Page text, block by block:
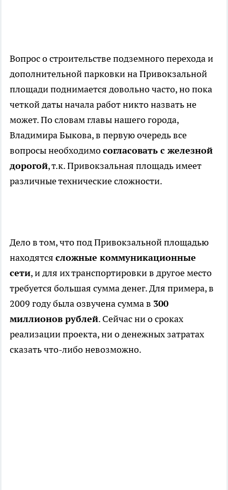
Вопрос о строительстве подземного перехода и
дополнительной парковки на Привокзальной
площади поднимается довольно часто, но пока
четкой даты начала работ никто назвать не
может. По словам главы нашего города,
Владимира Быкова, в первую очередь все
вопросы необходимосогласовать с железной
дорогой, т.к. Привокзальная площадь имеет
различные технические сложности.
Дело в том, что под Привокзальной площадью
находятся сложные коммуникационные
сети, и для их транспортировки в другое место
требуется большая сумма денег. Для примера, в
2009 году была озвучена сумма в 300
миллионов рублей. Сейчас ни о сроках
реализации проекта, ни о денежных затратах
сказать что-либо невозможно.